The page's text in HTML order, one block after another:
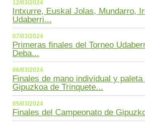
12/03/2024
Intxurre, Euskal Jolas, Mundarro,
Udaberri...
07/03/2024
Primeras finales del Torneo
Deba...
06/03/2024
Finales de mano individual y
Gipuzkoa de Trinquete...
05/03/2024
Finales del Campeonato de